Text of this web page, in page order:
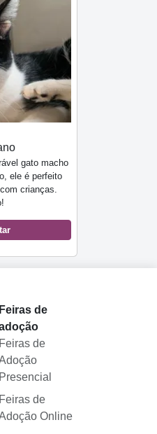
gato macho
ele é perfeito
crianças.
Feiras de
Feiras de
Presencial
Feiras de
Online